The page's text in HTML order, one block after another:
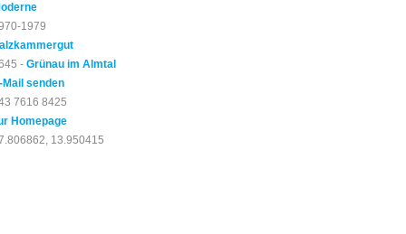
1979
-Grünau im Almtal
Mail senden
7616 8425
Homepage
13.950415